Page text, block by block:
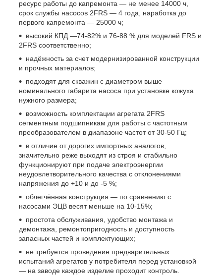
ресурс работы до капремонта — не менее 14000 ч,
срок службы насосов 2FRS — 4 года, наработка до
первого капремонта — 25000 ч;
высокий КПД —74-82% и 76-88 % для моделей FRS и
2FRS соответственно;
надёжность за счет модернизированной конструкции
и прочных материалов;
подходят для скважин с диаметром выше
номинального габарита насоса при установке кожуха
нужного размера;
возможность комплектации агрегата 2FRS
сегментным подшипникам для работы с частотным
преобразователем в диапазоне частот от 30-50 Гц;
в отличие от дорогих импортных аналогов,
значительно реже выходят из строя и стабильно
функционируют при подаче электроэнергии
неудовлетворительного качества с отклонениями
напряжения до +10 и до -5 %;
облегчённая конструкция — по сравнению с
насосами ЭЦВ весят меньше на 10-15%;
простота обслуживания, удобство монтажа и
демонтажа, ремонтопригодность и доступность
запасных частей и комплектующих;
не требуется проведение предварительных
испытаний агрегатов у потребителя перед установкой
— на заводе каждое изделие проходит контроль.